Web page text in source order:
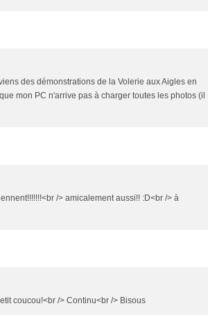
des démonstrations de la Volerie aux Aigles en
mon PC n'arrive pas à charger toutes les photos (il
/> amicalement aussi!! :D<br /> à
coucou!<br /> Continu<br /> Bisous